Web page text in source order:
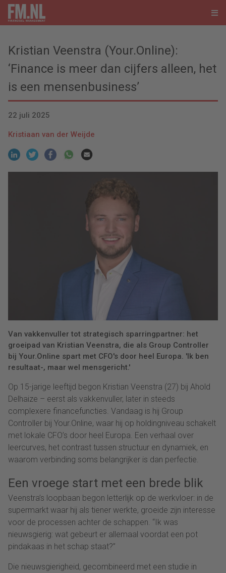
Kristian Veenstra (Your.Online):
‘Finance is meer dan cijfers alleen, het
is een mensenbusiness’
22 juli 2025
Kristiaan van der Weijde
Van vakkenvuller tot strategisch sparringpartner: het
groeipad van Kristian Veenstra, die als Group Controller
bij Your.Online spart met CFO's door heel Europa. 'Ik ben
resultaat-, maar wel mensgericht.'
Op 15-jarige leeftijd begon Kristian Veenstra (27) bij Ahold
Delhaize – eerst als vakkenvuller, later in steeds
complexere financefuncties. Vandaag is hij Group
Controller bij Your.Online, waar hij op holdingniveau schakelt
met lokale CFO’s door heel Europa. Een verhaal over
leercurves, het contrast tussen structuur en dynamiek, en
waarom verbinding soms belangrijker is dan perfectie.
Een vroege start met een brede blik
Veenstra’s loopbaan begon letterlijk op de werkvloer: in de
supermarkt waar hij als tiener werkte, groeide zijn interesse
voor de processen achter de schappen. “Ik was
nieuwsgierig: wat gebeurt er allemaal voordat een pot
pindakaas in het schap staat?”
Die nieuwsgierigheid, gecombineerd met een studie in